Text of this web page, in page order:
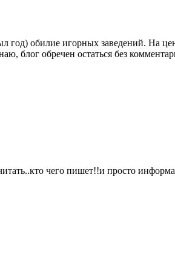
год) обилие игорных заведений. На
блог обречен остаться без
чего пишет!!и просто